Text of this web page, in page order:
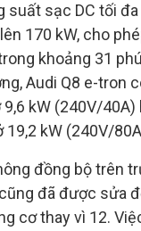
suất sạc DC tối
170 kW, cho
khoảng 31
Audi Q8 e-tron
9,6 kW (240V/
19,2 kW (240V/
đồng bộ trên
đã được sửa
cơ thay vì 12.